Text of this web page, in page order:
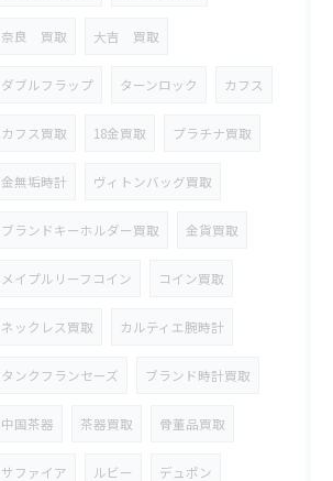
奈良 買取 大吉 買取
ダブルフラップ ターンロック カフス
カフス買取 18金買取 プラチナ買取
金無垢時計 ヴィトンバッグ買取
ブランドキーホルダー買取 金貨買取
メイプルリーフコイン コイン買取
ネックレス買取 カルティエ腕時計
タンクフランセーズ ブランド時計買取
中国茶器 茶器買取 骨董品買取
サファイア ルビー デュポン